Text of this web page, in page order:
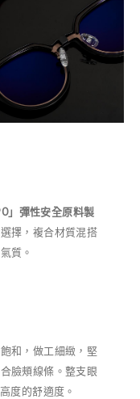
」彈性安全原料製
擇，複合材質混搭
質。
和，做工細緻，堅
臉頰線條。整支眼
度的舒適度。